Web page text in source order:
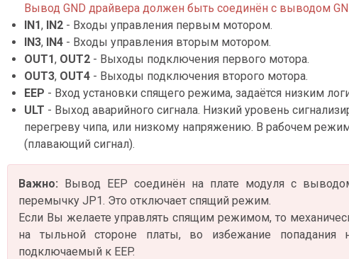
Вывод GND драйвера должен быть соединён с выводом
IN1, IN2 - Входы управления первым мотором.
IN3, IN4 - Входы управления вторым мотором.
OUT1, OUT2 - Выходы подключения первого мотора.
OUT3, OUT4 - Выходы подключения второго мотора.
EEP - Вход установки спящего режима, задаётся низким
ULT - Выход аварийного сигнала. Низкий уровень
перегреву чипа, или низкому напряжению. В рабочем
(плавающий сигнал).
Важно: Вывод EEP соединён на плате модуля с
перемычку JP1. Это отключает спящий режим.
Если Вы желаете управлять спящим режимом, то
на тыльной стороне платы, во избежание попадания
подключаемый к EEP.